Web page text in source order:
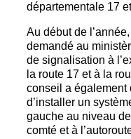
départementale 17
Au début de
demandé au
de signalisation à
la route 17 et à la
conseil a également
d’installer un
gauche au niveau
comté et à